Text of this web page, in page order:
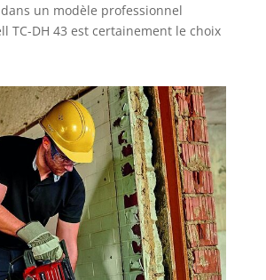
un modèle professionnel
TC-DH 43 est certainement le choix